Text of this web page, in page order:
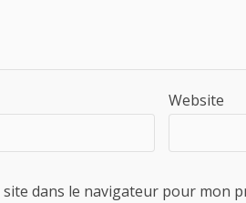
Website
dans le navigateur pour mon